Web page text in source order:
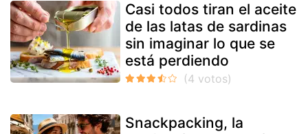
Casi todos tiran el aceite
de las latas de sardinas
sin imaginar lo que se
está perdiendo
Snackpacking, la